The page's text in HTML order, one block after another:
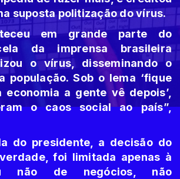
suposta politização do vírus.
em grande parte do
da imprensa brasileira
o vírus, disseminando o
população. Sob o lema ‘fique
economia a gente vê depois’,
o caos social ao país”,
do presidente, a decisão do
foi limitada apenas à
não de negócios, não